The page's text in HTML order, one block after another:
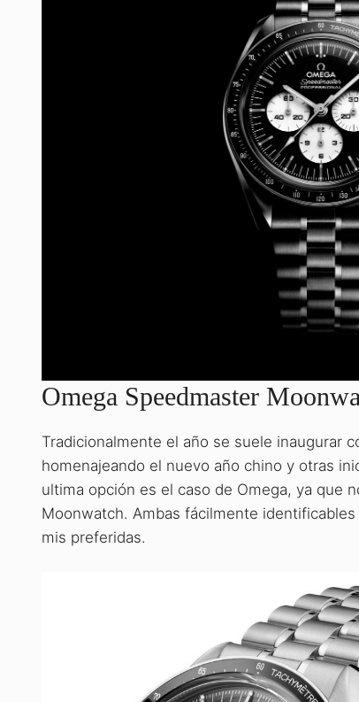
Omega Speedmaster
Tradicionalmente el año se suele inaugurar
homenajeando el nuevo año chino y otras
ultima opción es el caso de Omega, ya que
Moonwatch. Ambas fácilmente
mis preferidas.